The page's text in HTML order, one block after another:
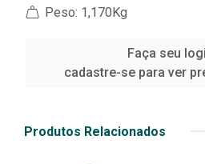
Peso: 1,170Kg
Faça seu
cadastre-se para ver
Produtos Relacionados